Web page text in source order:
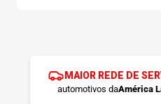
MAIOR REDE DE
automotivos daAmérica